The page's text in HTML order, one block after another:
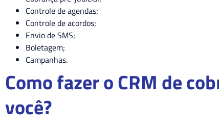
Controle de agendas;
Controle de acordos;
Envio de SMS;
Boletagem;
Campanhas.
Como fazer o CRM de
você?